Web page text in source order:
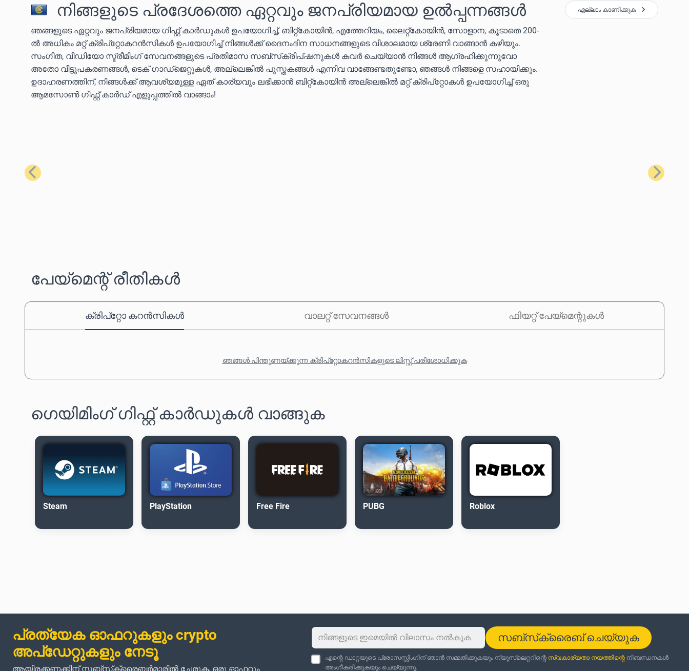
നിങ്ങളുടെ പ്രദേശത്തെ ഏറ്റവും ജനപ്രിയമായ ഉൽപ്പന്നങ്ങൾ
ഞങ്ങളുടെ ഏറ്റവും ജനപ്രിയമായ ഗിഫ്റ്റ് കാർഡുകൾ ഉപയോഗിച്ച്, ബിറ്റ്കോയിൻ, എത്തേറിയം, ലൈറ്റ്കോയിൻ, സോളാന, കൂടാതെ 200-
ൽ അധികം മറ്റ് ക്രിപ്‌റ്റോകറൻസികൾ ഉപയോഗിച്ച് നിങ്ങൾക്ക് ദൈനംദിന സാധനങ്ങളുടെ വിശാലമായ ശ്രേണി വാങ്ങാൻ കഴിയും.
സംഗീത, വീഡിയോ സ്ട്രീമിംഗ് സേവനങ്ങളുടെ പ്രതിമാസ സബ്‌സ്‌ക്രിപ്‌ഷനുകൾ കവർ ചെയ്യാൻ നിങ്ങൾ ആഗ്രഹിക്കുന്നുവോ
അതോ വീട്ടുപകരണങ്ങൾ, ടെക് ഗാഡ്‌ജെറ്റുകൾ, അല്ലെങ്കിൽ പുസ്തകങ്ങൾ എന്നിവ വാങ്ങേണ്ടതുണ്ടോ, ഞങ്ങൾ നിങ്ങളെ സഹായിക്കും.
ഉദാഹരണത്തിന്, നിങ്ങൾക്ക് ആവശ്യമുള്ള ഏത് കാര്യവും ലഭിക്കാൻ ബിറ്റ്കോയിൻ അല്ലെങ്കിൽ മറ്റ് ക്രിപ്‌റ്റോകൾ ഉപയോഗിച്ച് ഒരു
ആമസോൺ ഗിഫ്റ്റ് കാർഡ് എളുപ്പത്തിൽ വാങ്ങാം!
എല്ലാം കാണിക്കുക
മുമ്പത്തെ അടുത്തത്
പേയ്‌മെന്റ് രീതികൾ
ക്രിപ്‌റ്റോ കറൻസികൾ വാലറ്റ് സേവനങ്ങൾ ഫിയറ്റ് പേയ്‌മെന്റുകൾ
ഞങ്ങൾ പിന്തുണയ്ക്കുന്ന ക്രിപ്‌റ്റോകറൻസികളുടെ ലിസ്റ്റ് പരിശോധിക്കുക
ഗെയിമിംഗ് ഗിഫ്റ്റ് കാർഡുകൾ വാങ്ങുക
Steam PlayStation Free Fire PUBG Roblox
പ്രത്യേക ഓഫറുകളും crypto
അപ്‌ഡേറ്റുകളും നേടൂ
ആയിരക്കണക്കിന് സബ്‌സ്‌ക്രൈബർമാരിൽ ചേരുക, ഒരു ഓഫറും
സബ്‌സ്‌ക്രൈബ് ചെയ്യുക
എന്റെ ഡാറ്റയുടെ പ്രോസസ്സിംഗിന് ഞാൻ സമ്മതിക്കുകയും ന്യൂസ്‌ലെറ്ററിന്റെ സ്വകാര്യതാ നയത്തിന്റെനിബന്ധനകൾ
അംഗീകരിക്കുകയും ചെയ്യുന്നു.